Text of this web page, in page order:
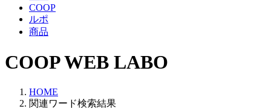
COOP
ルポ
商品
COOP WEB LABO
HOME
関連ワード検索結果